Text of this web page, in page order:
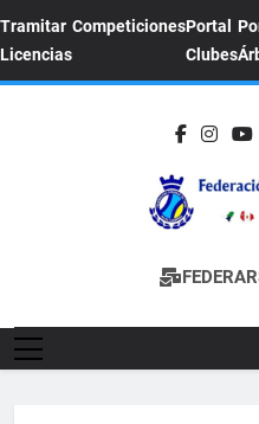
Tramitar
Licencias
CompeticionesPortal
Clubes
Sitio Oficial